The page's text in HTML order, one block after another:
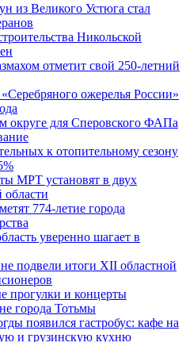
из Великого Устюга стал
Никольской
отметит свой 250-летний
ожерелья России»
округе для Сперовского ФАПа
к отопительному сезону
МРТ установят в двух
774-летие города
уверенно шагает в
подвели итоги XII областной
прогулки и концерты
города Тотьмы
появился гастробус: кафе на
и грузинскую кухню